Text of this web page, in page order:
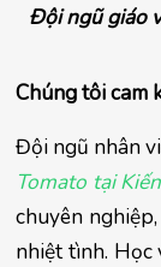
Đội ngũ giáo
Chúng tôi cam
Đội ngũ nhân
Tomato tại
chuyên
nhiệt tình. Học